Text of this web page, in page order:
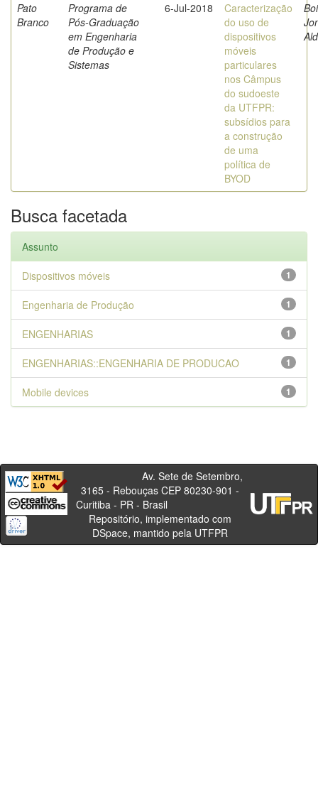
Pato
Branco
Programa de
Pós-Graduação
em Engenharia
de Produção e
Sistemas
6-Jul-2018
Caracterização
do uso de
dispositivos
móveis
particulares
nos Câmpus
do sudoeste
da UTFPR:
subsídios para
a construção
de uma
política de
BYOD
Busca facetada
Assunto
1
Dispositivos móveis
1
Engenharia de Produção
1
ENGENHARIAS
1
ENGENHARIAS::ENGENHARIA DE PRODUCAO
1
Mobile devices
Av. Sete de Setembro,
3165 - Rebouças CEP 80230-901 -
Curitiba - PR - Brasil
Repositório, implementado com
DSpace, mantido pela UTFPR